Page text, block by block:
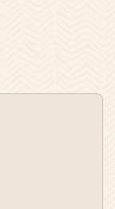
YOUTUBE
OP TIKTOK